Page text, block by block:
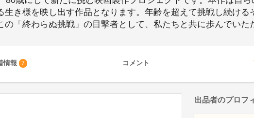
き様を映し出す作品となります。年齢を超えて挑戦し続ける
「終わらぬ挑戦」の目撃者として、私たちと共に歩んでいた
情報 7 コメント
出品者のプロフ